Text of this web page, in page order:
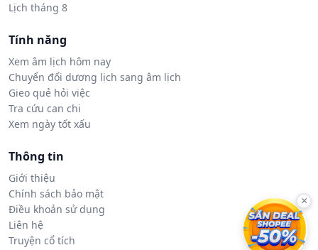
Lịch tháng 8
Tính năng
Xem âm lịch hôm nay
Chuyển đổi dương lịch sang âm lịch
Gieo quẻ hỏi việc
Tra cứu can chi
Xem ngày tốt xấu
Thông tin
Giới thiệu
Chính sách bảo mật
Điều khoản sử dụng
Liên hệ
Truyện cổ tích
×